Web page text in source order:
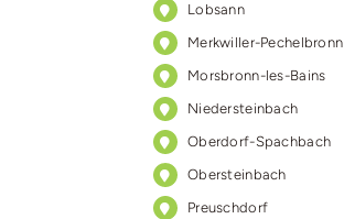
Lobsann
Merkwiller-Pechelbronn
Morsbronn-les-Bains
Niedersteinbach
Oberdorf-Spachbach
Obersteinbach
Preuschdorf